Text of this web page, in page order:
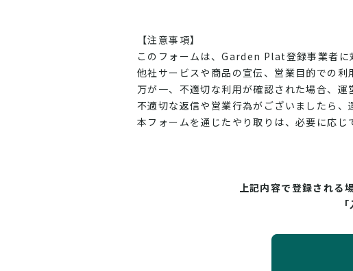
【注意事項】
このフォームは、Garden Plat登録事業者に
他社サービスや商品の宣伝、営業目的での利
万が一、不適切な利用が確認された場合、
不適切な返信や営業行為がございましたら、
本フォームを通じたやり取りは、必要に応じ
上記内容で登録される